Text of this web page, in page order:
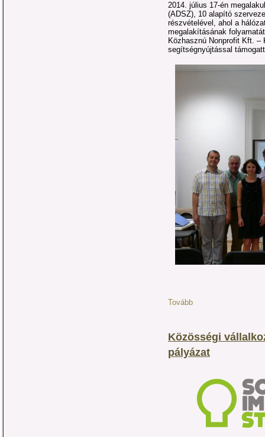
2014. július 17-én
(ADSZ), 10 alapító
részvételével, ahol a
megalakításának
Közhasznú Nonprofit Kft. –
segítségnyújtással
Tovább
Közösségi
pályázat